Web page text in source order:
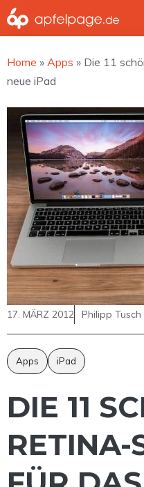
Zum
Inhalt
Home » Apps » Die 11
neue iPad
17. MÄRZ 2012 Philipp Tusch
Apps iPad
DIE 11
RETINA-